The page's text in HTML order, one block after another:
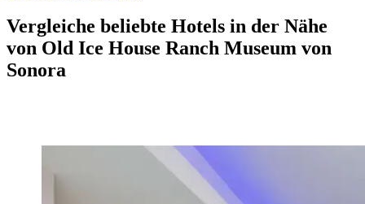
Vergleiche beliebte Hotels in der Nähe
von Old Ice House Ranch Museum von
Sonora